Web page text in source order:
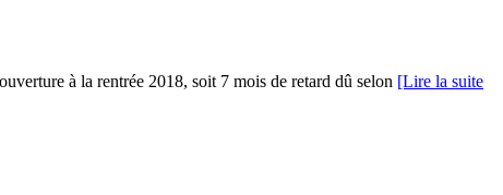
à la rentrée 2018, soit 7 mois de retard dû selon [Lire la suite